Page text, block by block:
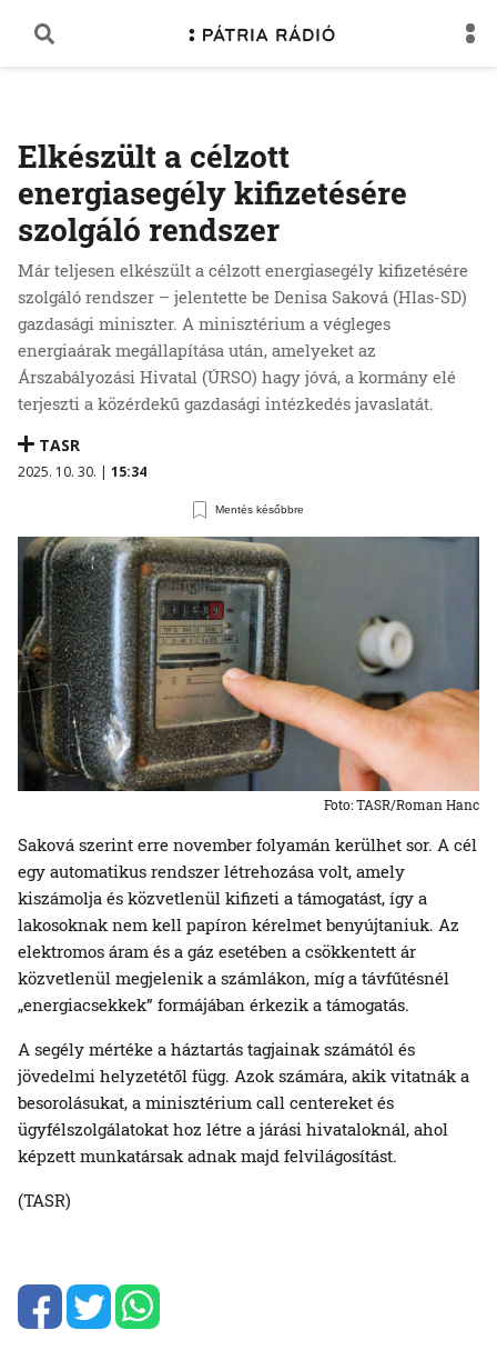
Elkészült a célzott
energiasegély kifizetésére
szolgáló rendszer
Már teljesen elkészült a célzott energiasegély kifizetésére
szolgáló rendszer – jelentette be Denisa Saková (Hlas-SD)
gazdasági miniszter. A minisztérium a végleges
energiaárak megállapítása után, amelyeket az
Árszabályozási Hivatal (ÚRSO) hagy jóvá, a kormány elé
terjeszti a közérdekű gazdasági intézkedés javaslatát.
TASR
2025. 10. 30. | 15:34
Mentés későbbre
Foto: TASR/Roman Hanc
Saková szerint erre november folyamán kerülhet sor. A cél
egy automatikus rendszer létrehozása volt, amely
kiszámolja és közvetlenül kifizeti a támogatást, így a
lakosoknak nem kell papíron kérelmet benyújtaniuk. Az
elektromos áram és a gáz esetében a csökkentett ár
közvetlenül megjelenik a számlákon, míg a távfűtésnél
„energiacsekkek” formájában érkezik a támogatás.
A segély mértéke a háztartás tagjainak számától és
jövedelmi helyzetétől függ. Azok számára, akik vitatnák a
besorolásukat, a minisztérium call centereket és
ügyfélszolgálatokat hoz létre a járási hivataloknál, ahol
képzett munkatársak adnak majd felvilágosítást.
(TASR)